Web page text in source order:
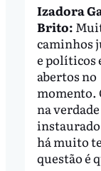
Izadora
Brito:
caminhos
e políticos
abertos no
momento.
na
há muito
questão é